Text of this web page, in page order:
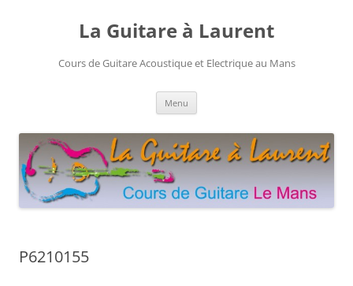
La Guitare à Laurent
Cours de Guitare Acoustique et Electrique au Mans
Menu
P6210155